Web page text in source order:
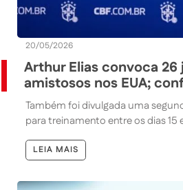
20/05/2026
Arthur Elias convoca 26
amistosos nos EUA;
Também foi divulgada uma
para treinamento entre os dias 15
LEIA MAIS